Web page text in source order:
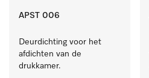
APST 006
Deurdichting voor het
afdichten van de
drukkamer.